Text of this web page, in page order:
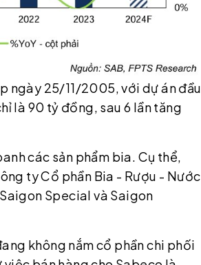
ngày 25/11/2005, với dự án đầu
là 90 tỷ đồng, sau 6 lần tăng
các sản phẩm bia. Cụ thể,
ty Cổ phần Bia - Rượu - Nước
Special và Saigon
không nắm cổ phần chi phối